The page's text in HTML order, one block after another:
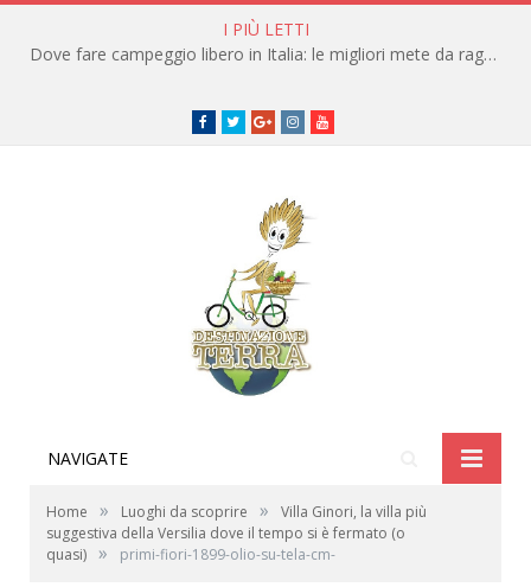
I PIÙ LETTI
Dove fare campeggio libero in Italia: le migliori mete da raggiungere in traghetto
Facebook
TwitterGoogle+instagramyoutube
NAVIGATE
Home » Luoghi da scoprire »
Villa Ginori, la villa più
suggestiva della Versilia dove il tempo si è fermato (o
quasi) » primi-fiori-1899-olio-su-tela-cm-